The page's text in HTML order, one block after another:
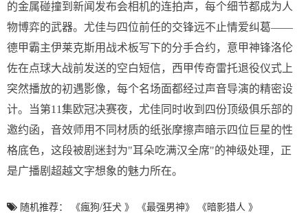
的金属碰撞到新闻发布会相机的连拍声，每个细节都成为人
物博弈的武器。尤佳与四位前任的交锋远不止情爱纠葛——
德甲霸主伊莱克斯用战术板写下的分手合约，意甲神锋洛伦
佐在点球大战前发送的空白短信，西甲传奇雷托退役仪式上
突然播放的初遇影像，每个名场面都经过声音导演的精密设
计。当第11集欧冠决赛夜，尤佳同时收到四份顶级俱乐部的
邀约函，音效师用不同材质的纸张摩擦声暗示四位巨星的性
格底色，这段被剧迷封为"耳朵吃满汉全席"的神级处理，正
是广播剧超越文字想象的魅力所在。
随机推荐： 《瘋狗/狂犬 》 《最强男神》 《暗影猎人 》